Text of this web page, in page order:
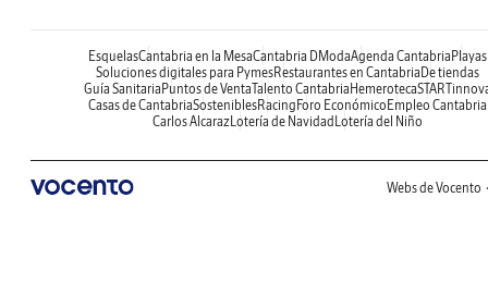
EsquelasCantabria en la MesaCantabria DModaAgenda CantabriaPlayas
Soluciones digitales para PymesRestaurantes en CantabriaDe tiendas
Guía SanitariaPuntos de VentaTalento CantabriaHemeroteca
Casas de CantabriaSosteniblesRacingForo EconómicoEmpleo Cantabria
Carlos AlcarazLotería de NavidadLotería del Niño
Webs de Vocento